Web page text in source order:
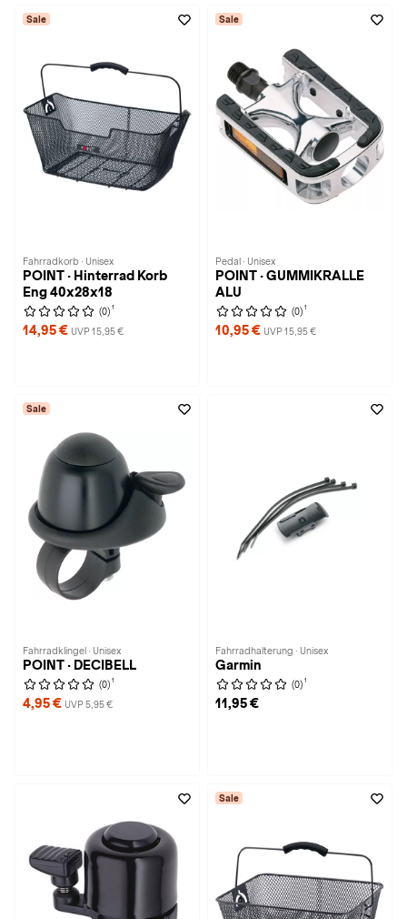
Sale
Fahrradkorb · Unisex
POINT · Hinterrad Korb
Eng 40x28x18
(0) 1
14,95 € UVP 15,95 €
Sale
Pedal · Unisex
POINT · GUMMIKRALLE
ALU
(0) 1
10,95 € UVP 15,95 €
Sale
Fahrradklingel · Unisex
POINT · DECIBELL
(0) 1
4,95 € UVP 5,95 €
Fahrradhalterung · Unisex
Garmin
(0) 1
11,95 €
Sale